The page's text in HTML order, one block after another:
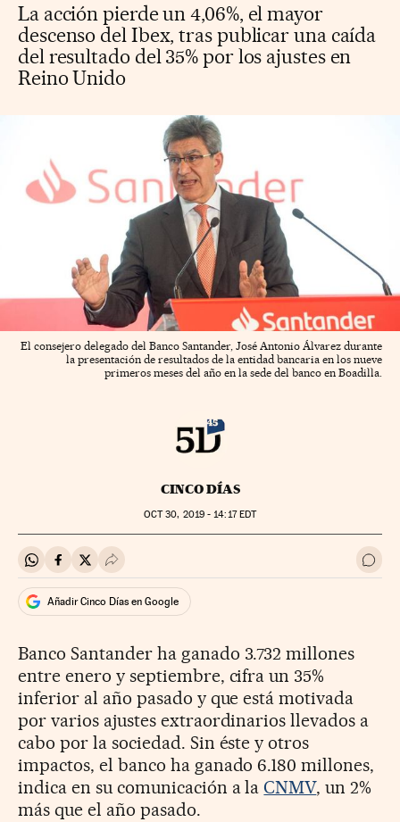
La acción pierde un 4,06%, el mayor
descenso del Ibex, tras publicar una caída
del resultado del 35% por los ajustes en
Reino Unido
El consejero delegado del Banco Santander, José Antonio Álvarez durante
la presentación de resultados de la entidad bancaria en los nueve
primeros meses del año en la sede del banco en Boadilla.
CINCO DÍAS
OCT30, 2019 - 14:17EDT
Compartir en Whatsapp
Compartir en Facebook
Compartir en Twitter
Desplegar Redes Sociales Ir a
Añadir Cinco Días en Google
Banco Santander ha ganado 3.732 millones
entre enero y septiembre, cifra un 35%
inferior al año pasado y que está motivada
por varios ajustes extraordinarios llevados a
cabo por la sociedad. Sin éste y otros
impactos, el banco ha ganado 6.180 millones,
indica en su comunicación a la CNMV, un 2%
más que el año pasado.